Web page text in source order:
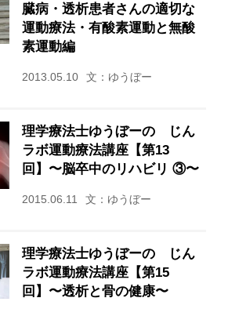
臓病・透析患者さんの適切な
運動療法・有酸素運動と無酸
素運動編
2013.05.10 文：ゆうぼー
理学療法士ゆうぼーの じん
ラボ運動療法講座【第13
回】〜脳卒中のリハビリ ③〜
2015.06.11 文：ゆうぼー
理学療法士ゆうぼーの じん
ラボ運動療法講座【第15
回】〜透析と骨の健康〜